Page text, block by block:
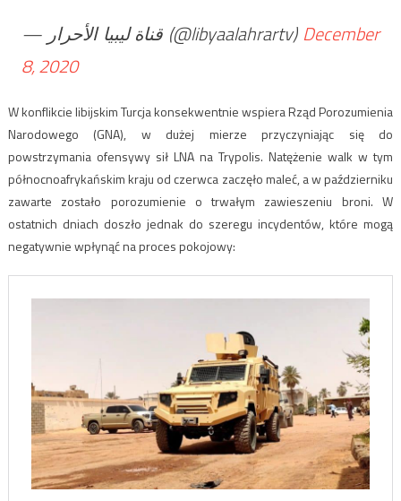
— قناة ليبيا الأحرار (@libyaalahrartv)December
8, 2020
W konflikcie libijskim Turcja konsekwentnie wspiera Rząd Porozumienia
Narodowego (GNA), w dużej mierze przyczyniając się do
powstrzymania ofensywy sił LNA na Trypolis. Natężenie walk w tym
północnoafrykańskim kraju od czerwca zaczęło maleć, a w październiku
zawarte zostało porozumienie o trwałym zawieszeniu broni. W
ostatnich dniach doszło jednak do szeregu incydentów, które mogą
negatywnie wpłynąć na proces pokojowy: